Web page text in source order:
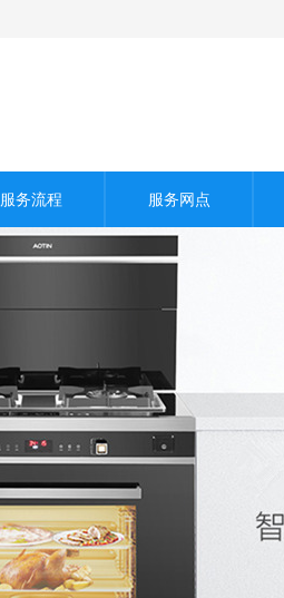
服务流程 服务网点